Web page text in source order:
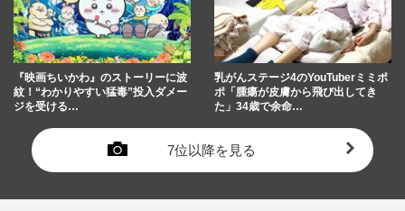
『映画ちいかわ』のストーリーに波
紋！“わかりやすい猛毒”投入ダメー
ジを受ける…
乳がんステージ4のYouTuberミミポ
ポ「腫瘍が皮膚から飛び出してき
た」34歳で余命…
7位以降を見る